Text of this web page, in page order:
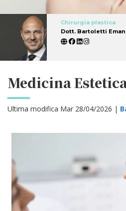
Chirurgia plastica
Dott. Bartoletti
Medicina
Ultima modifica Mar 28/04/2026 |